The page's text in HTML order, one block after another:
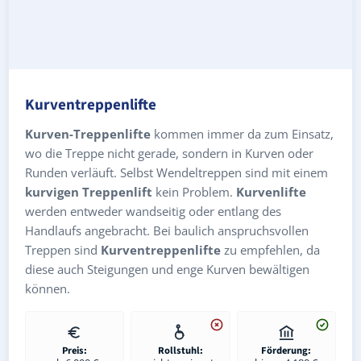
Kurventreppenlifte
Kurven-Treppenlifte kommen immer da zum Einsatz,
wo die Treppe nicht gerade, sondern in Kurven oder
Runden verläuft. Selbst Wendeltreppen sind mit einem
kurvigen Treppenlift kein Problem. Kurvenlifte
werden entweder wandseitig oder entlang des
Handlaufs angebracht. Bei baulich anspruchsvollen
Treppen sind Kurventreppenlifte zu empfehlen, da
diese auch Steigungen und enge Kurven bewältigen
können.
Preis: Rollstuhl: Förderung: